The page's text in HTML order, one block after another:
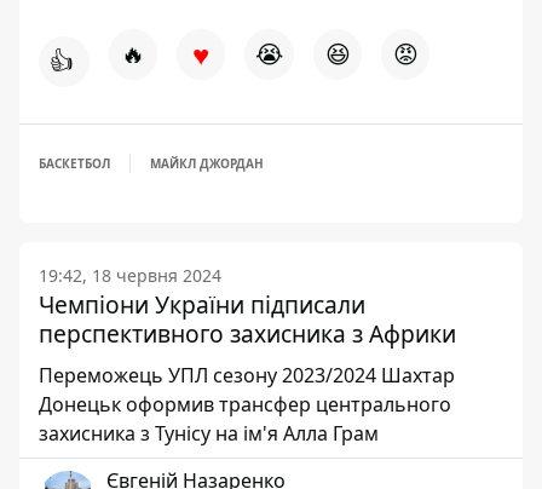
👍 🔥 ♥ 😭 😆 😡
БАСКЕТБОЛ МАЙКЛ ДЖОРДАН
19:42, 18 червня 2024
Чемпіони України підписали
перспективного захисника з Африки
Переможець УПЛ сезону 2023/2024 Шахтар
Донецьк оформив трансфер центрального
захисника з Тунісу на ім'я Алла Грам
Євгеній Назаренко